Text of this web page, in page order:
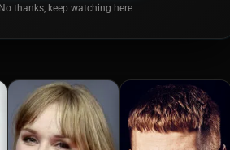
No thanks, keep watching here